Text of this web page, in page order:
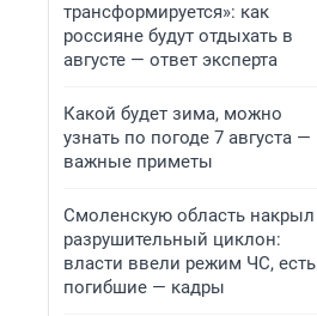
трансформируется»: как
россияне будут отдыхать в
августе — ответ эксперта
Какой будет зима, можно
узнать по погоде 7 августа —
важные приметы
Смоленскую область накрыл
разрушительный циклон:
власти ввели режим ЧС, есть
погибшие — кадры